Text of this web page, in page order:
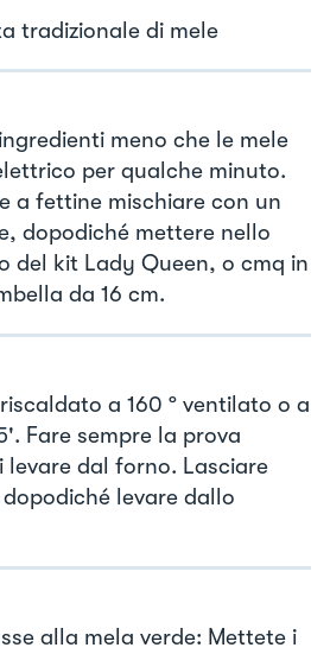
tradizionale di mele
meno che le mele
per qualche minuto.
a fettine mischiare con un
dopodiché mettere nello
del kit Lady Queen, o cmq in
da 16 cm.
a 160 º ventilato o a
Fare sempre la prova
levare dal forno. Lasciare
levare dallo
alla mela verde: Mettete i